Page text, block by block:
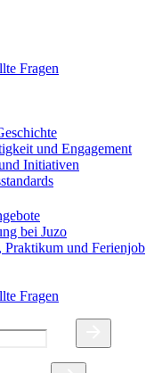
Fragen
und Engagement
Initiativen
bei Juzo
Praktikum und Ferienjob
Fragen